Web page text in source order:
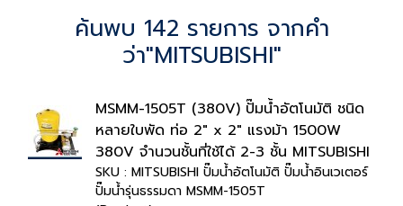
ค้นพบ 142 รายการ จากคำ
ว่า"MITSUBISHI"
MSMM-1505T (380V) ปั๊มน้ำอัตโนมัติ ชนิด
หลายใบพัด ท่อ 2" x 2" แรงม้า 1500W
380V จำนวนชั้นที่ใช้ได้ 2-3 ชั้น MITSUBISHI
SKU : MITSUBISHI ปั๊มน้ำอัตโนมัติ ปั๊มน้ำอินเวเตอร์
ปั๊มน้ำรุ่นธรรมดา MSMM-1505T